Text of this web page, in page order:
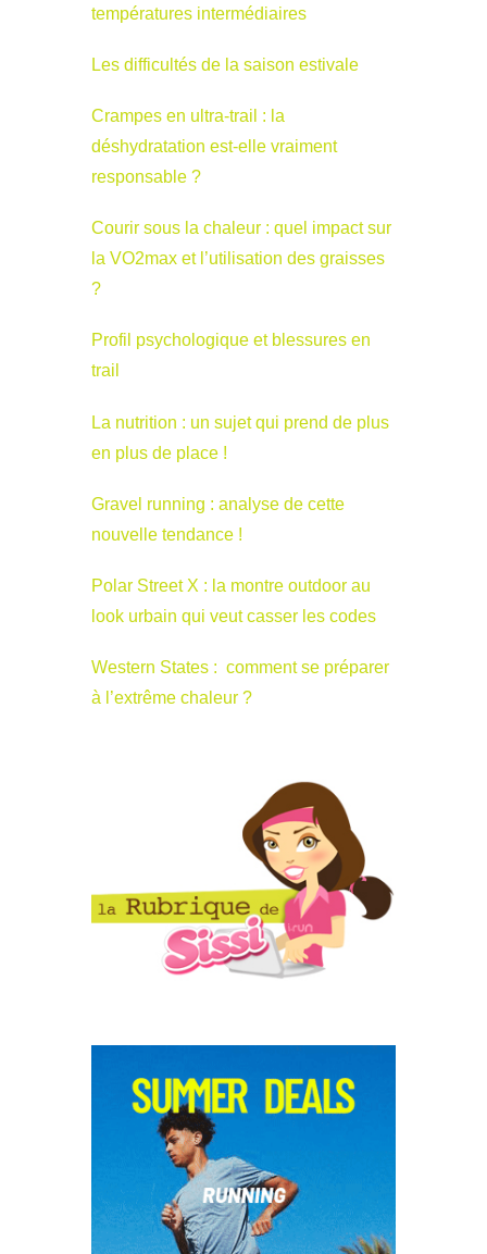
températures intermédiaires
Les difficultés de la saison estivale
Crampes en ultra-trail : la
déshydratation est-elle vraiment
responsable ?
Courir sous la chaleur : quel impact sur
la VO2max et l’utilisation des graisses
?
Profil psychologique et blessures en
trail
La nutrition : un sujet qui prend de plus
en plus de place !
Gravel running : analyse de cette
nouvelle tendance !
Polar Street X : la montre outdoor au
look urbain qui veut casser les codes
Western States : comment se préparer
à l’extrême chaleur ?